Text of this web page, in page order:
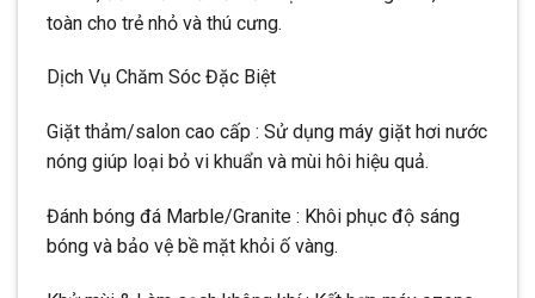
toàn cho trẻ nhỏ và thú cưng.
Dịch Vụ Chăm Sóc Đặc Biệt
Giặt thảm/salon cao cấp : Sử dụng máy giặt hơi nước
nóng giúp loại bỏ vi khuẩn và mùi hôi hiệu quả.
Đánh bóng đá Marble/Granite : Khôi phục độ sáng
bóng và bảo vệ bề mặt khỏi ố vàng.